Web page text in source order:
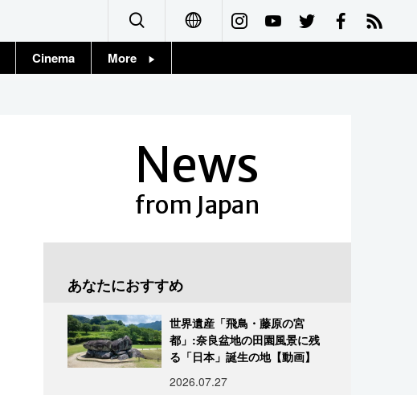
Français
Cinema More
News
from Japan
あなたにおすすめ
世界遺産「飛鳥・藤原の宮
都」:奈良盆地の田園風景に残
る「日本」誕生の地【動画】
2026.07.27